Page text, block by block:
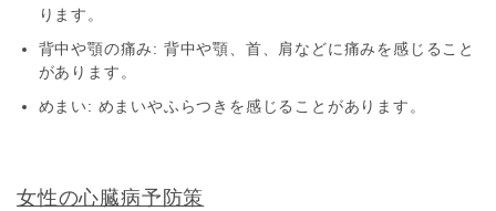
ります。
背中や顎の痛み: 背中や顎、首、肩などに痛みを感じること
があります。
めまい: めまいやふらつきを感じることがあります。
女性の心臓病予防策